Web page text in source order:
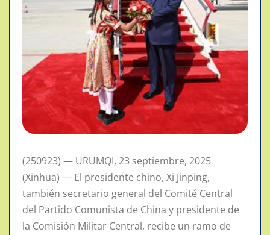
(250923) — URUMQI, 23 septiembre, 2025
(Xinhua) — El presidente chino, Xi Jinping,
también secretario general del Comité Central
del Partido Comunista de China y presidente de
la Comisión Militar Central, recibe un ramo de